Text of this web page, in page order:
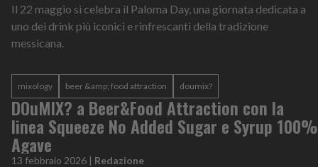
Il 22 maggio si celebra il Paloma Day, una giornata dedicata a
uno dei drink più iconici e rinfrescanti della tradizione
messicana.
mixology beer &amp; food attraction doumix?
DOuMIX? a Beer&Food Attraction con la
linea Squeeze No Added Sugar e Syrup 100%
Agave
13 febbraio 2026 | Redazione